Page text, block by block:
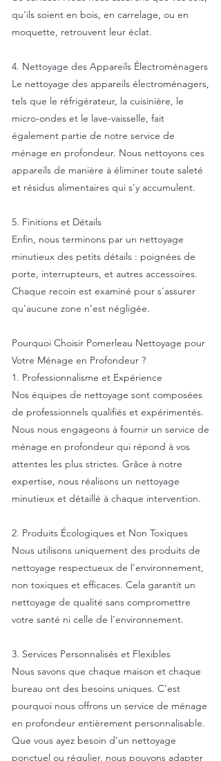
qu'ils soient en bois, en carrelage, ou en
moquette, retrouvent leur éclat.
4. Nettoyage des Appareils Électroménagers
Le nettoyage des appareils électroménagers,
tels que le réfrigérateur, la cuisinière, le
micro-ondes et le lave-vaisselle, fait
également partie de notre service de
ménage en profondeur. Nous nettoyons ces
appareils de manière à éliminer toute saleté
et résidus alimentaires qui s'y accumulent.
5. Finitions et Détails
Enfin, nous terminons par un nettoyage
minutieux des petits détails : poignées de
porte, interrupteurs, et autres accessoires.
Chaque recoin est examiné pour s'assurer
qu'aucune zone n'est négligée.
Pourquoi Choisir Pomerleau Nettoyage pour
Votre Ménage en Profondeur ?
1. Professionnalisme et Expérience
Nos équipes de nettoyage sont composées
de professionnels qualifiés et expérimentés.
Nous nous engageons à fournir un service de
ménage en profondeur qui répond à vos
attentes les plus strictes. Grâce à notre
expertise, nous réalisons un nettoyage
minutieux et détaillé à chaque intervention.
2. Produits Écologiques et Non Toxiques
Nous utilisons uniquement des produits de
nettoyage respectueux de l'environnement,
non toxiques et efficaces. Cela garantit un
nettoyage de qualité sans compromettre
votre santé ni celle de l’environnement.
3. Services Personnalisés et Flexibles
Nous savons que chaque maison et chaque
bureau ont des besoins uniques. C'est
pourquoi nous offrons un service de ménage
en profondeur entièrement personnalisable.
Que vous ayez besoin d'un nettoyage
ponctuel ou régulier, nous pouvons adapter